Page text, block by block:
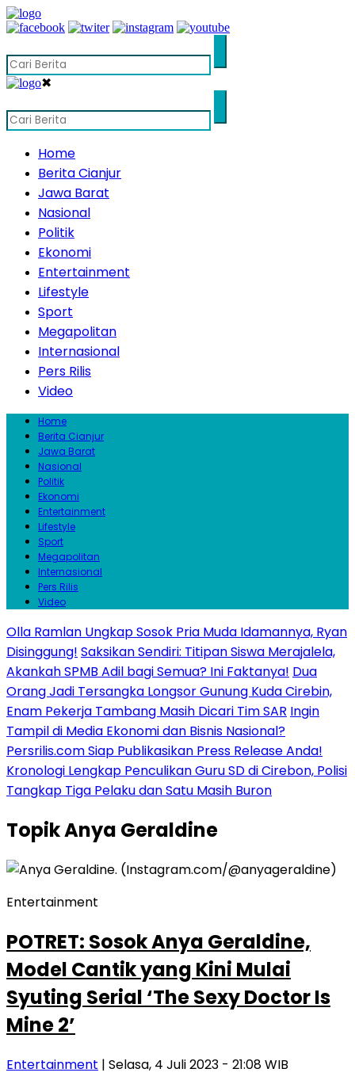
✖
Home
Berita Cianjur
Jawa Barat
Nasional
Politik
Ekonomi
Entertainment
Lifestyle
Sport
Megapolitan
Internasional
Pers Rilis
Video
Home
Berita Cianjur
Jawa Barat
Nasional
Politik
Ekonomi
Entertainment
Lifestyle
Sport
Megapolitan
Internasional
Pers Rilis
Video
Olla Ramlan Ungkap Sosok Pria Muda Idamannya, Ryan
Disinggung! Saksikan Sendiri: Titipan Siswa Merajalela,
Akankah SPMB Adil bagi Semua? Ini Faktanya! Dua
Orang Jadi Tersangka Longsor Gunung Kuda Cirebin,
Enam Pekerja Tambang Masih Dicari Tim SAR Ingin
Tampil di Media Ekonomi dan Bisnis Nasional?
Persrilis.com Siap Publikasikan Press Release Anda!
Kronologi Lengkap Penculikan Guru SD di Cirebon, Polisi
Tangkap Tiga Pelaku dan Satu Masih Buron
TopikAnya Geraldine
Entertainment
POTRET: Sosok Anya Geraldine,
Model Cantik yang Kini Mulai
Syuting Serial ‘The Sexy Doctor Is
Mine 2’
Entertainment | Selasa, 4 Juli 2023 - 21:08 WIB